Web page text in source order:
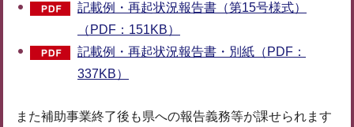
記載例・再起状況報告書（第15号様式）
（PDF：151KB）
記載例・再起状況報告書・別紙（PDF：
337KB）
また補助事業終了後も県への報告義務等が課せられます